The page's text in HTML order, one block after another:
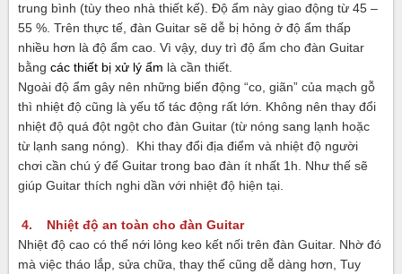
trung bình (tùy theo nhà thiết kế). Độ ẩm này giao động từ 45 –
55 %. Trên thực tế, đàn Guitar sẽ dễ bị hỏng ở độ ẩm thấp
nhiều hơn là độ ẩm cao. Vì vậy, duy trì độ ẩm cho đàn Guitar
bằng các thiết bị xử lý ẩm là cần thiết.
Ngoài độ ẩm gây nên những biến động “co, giãn” của mạch gỗ
thì nhiệt độ cũng là yếu tố tác động rất lớn. Không nên thay đổi
nhiệt độ quá đột ngột cho đàn Guitar (từ nóng sang lạnh hoặc
từ lạnh sang nóng). Khi thay đổi địa điểm và nhiệt độ người
chơi cần chú ý để Guitar trong bao đàn ít nhất 1h. Như thế sẽ
giúp Guitar thích nghi dần với nhiệt độ hiện tại.
4. Nhiệt độ an toàn cho đàn Guitar
Nhiệt độ cao có thể nới lỏng keo kết nối trên đàn Guitar. Nhờ đó
mà việc tháo lắp, sửa chữa, thay thế cũng dễ dàng hơn, Tuy